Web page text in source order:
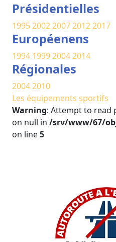
Présidentielles
19952002200720122017
Européenens
1994 199920042014
Régionales
20042010
Les équipements sportifs
Warning: Attempt to read
on null in /srv/www/67/
on line5